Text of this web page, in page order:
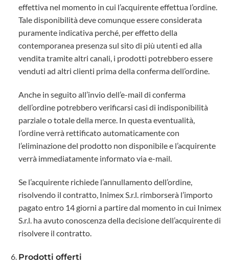
effettiva nel momento in cui l’acquirente effettua l’ordine.
Tale disponibilità deve comunque essere considerata
puramente indicativa perché, per effetto della
contemporanea presenza sul sito di più utenti ed alla
vendita tramite altri canali, i prodotti potrebbero essere
venduti ad altri clienti prima della conferma dell’ordine.
Anche in seguito all’invio dell’e-mail di conferma
dell’ordine potrebbero verificarsi casi di indisponibilità
parziale o totale della merce. In questa eventualità,
l’ordine verrà rettificato automaticamente con
l’eliminazione del prodotto non disponibile e l’acquirente
verrà immediatamente informato via e-mail.
Se l’acquirente richiede l’annullamento dell’ordine,
risolvendo il contratto, Inimex S.r.l. rimborserà l’importo
pagato entro 14 giorni a partire dal momento in cui Inimex
S.r.l. ha avuto conoscenza della decisione dell’acquirente di
risolvere il contratto.
Prodotti offerti